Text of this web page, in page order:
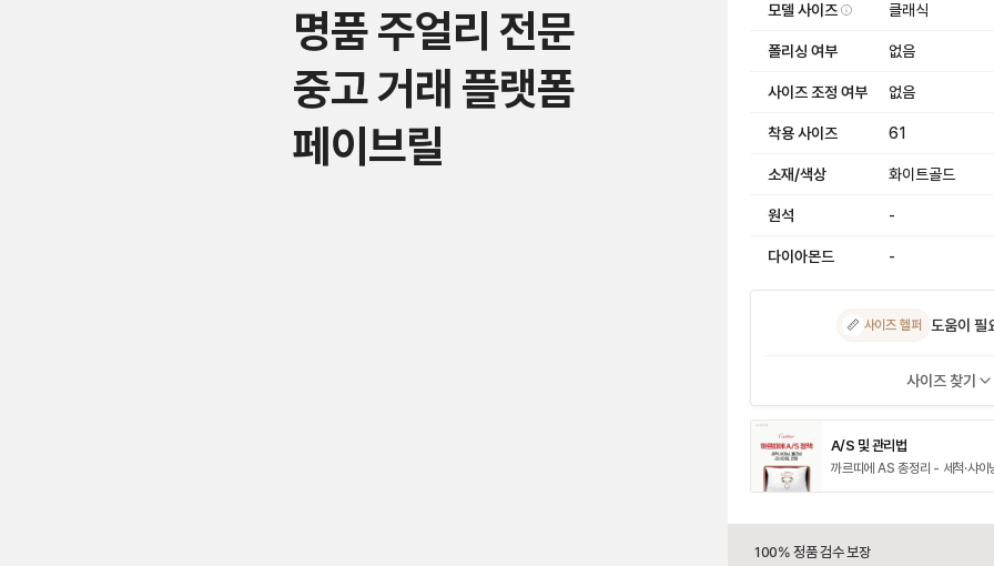
명품 주얼리 전문
중고 거래 플랫폼
페이브릴
모델 사이즈 클래식
폴리싱 여부 없음
사이즈 조정 여부 없음
착용 사이즈 61
소재/색상 화이트골드
원석 -
다이아몬드 -
📏 사이즈 헬퍼 도움이 필
사이즈 찾기
A/S 및 관리법
까르띠에 AS 총정리 - 세척·샤이
100% 정품 검수 보장